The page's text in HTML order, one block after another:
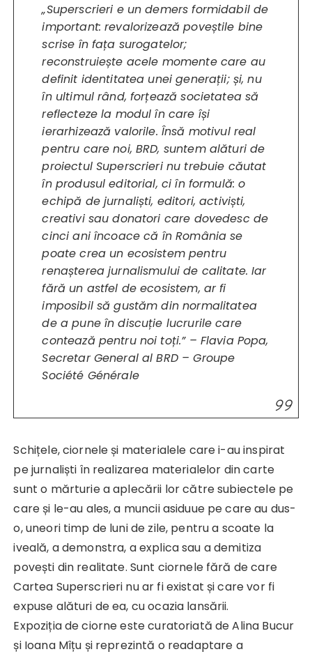
„Superscrieri e un demers formidabil de
important: revalorizează poveștile bine
scrise în fața surogatelor;
reconstruiește acele momente care au
definit identitatea unei generații; și, nu
în ultimul rând, forțează societatea să
reflecteze la modul în care își
ierarhizează valorile. Însă motivul real
pentru care noi, BRD, suntem alături de
proiectul Superscrieri nu trebuie căutat
în produsul editorial, ci în formulă: o
echipă de jurnaliști, editori, activiști,
creativi sau donatori care dovedesc de
cinci ani încoace că în România se
poate crea un ecosistem pentru
renașterea jurnalismului de calitate. Iar
fără un astfel de ecosistem, ar fi
imposibil să gustăm din normalitatea
de a pune în discuție lucrurile care
contează pentru noi toți.” – Flavia Popa,
Secretar General al BRD – Groupe
Société Générale
Schițele, ciornele și materialele care i-au inspirat
pe jurnaliști în realizarea materialelor din carte
sunt o mărturie a aplecării lor către subiectele pe
care și le-au ales, a muncii asiduue pe care au dus-
o, uneori timp de luni de zile, pentru a scoate la
iveală, a demonstra, a explica sau a demitiza
povești din realitate. Sunt ciornele fără de care
Cartea Superscrieri nu ar fi existat și care vor fi
expuse alături de ea, cu ocazia lansării.
Expoziția de ciorne este curatoriată de Alina Bucur
și Ioana Mîțu și reprezintă o readaptare a